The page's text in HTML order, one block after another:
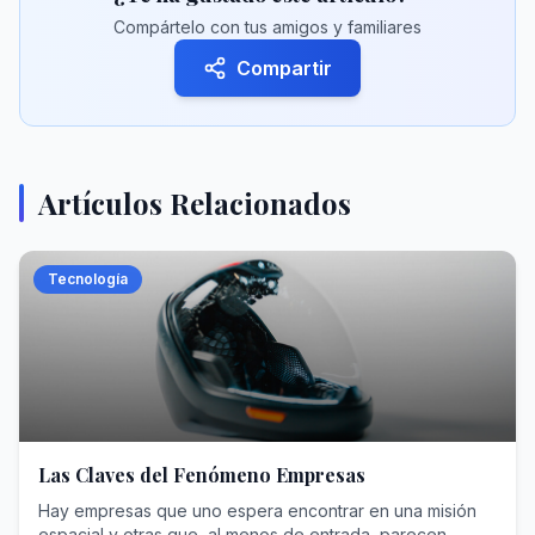
Compártelo con tus amigos y familiares
Compartir
Artículos Relacionados
Tecnología
Las Claves del Fenómeno Empresas
Hay empresas que uno espera encontrar en una misión